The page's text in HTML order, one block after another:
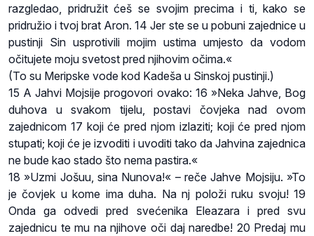
razgledao, pridružit ćeš se svojim precima i ti, kako se
pridružio i tvoj brat Aron. 14 Jer ste se u pobuni zajednice u
pustinji Sin usprotivili mojim ustima umjesto da vodom
očitujete moju svetost pred njihovim očima.«
(To su Meripske vode kod Kadeša u Sinskoj pustinji.)
15 A Jahvi Mojsije progovori ovako: 16 »Neka Jahve, Bog
duhova u svakom tijelu, postavi čovjeka nad ovom
zajednicom 17 koji će pred njom izlaziti; koji će pred njom
stupati; koji će je izvoditi i uvoditi tako da Jahvina zajednica
ne bude kao stado što nema pastira.«
18 »Uzmi Jošuu, sina Nunova!« – reče Jahve Mojsiju. »To
je čovjek u kome ima duha. Na nj položi ruku svoju! 19
Onda ga odvedi pred svećenika Eleazara i pred svu
zajednicu te mu na njihove oči daj naredbe! 20 Predaj mu